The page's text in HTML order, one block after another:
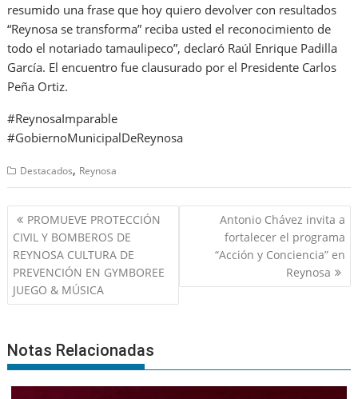
resumido una frase que hoy quiero devolver con resultados
“Reynosa se transforma” reciba usted el reconocimiento de
todo el notariado tamaulipeco”, declaró Raúl Enrique Padilla
García. El encuentro fue clausurado por el Presidente Carlos
Peña Ortiz.
#ReynosaImparable
#GobiernoMunicipalDeReynosa
Destacados, Reynosa
Navegación
de
entradas
PROMUEVE PROTECCIÓN
CIVIL Y BOMBEROS DE
REYNOSA CULTURA DE
PREVENCIÓN EN GYMBOREE
JUEGO & MÚSICA
Antonio Chávez invita a
fortalecer el programa
“Acción y Conciencia” en
Reynosa
Notas Relacionadas